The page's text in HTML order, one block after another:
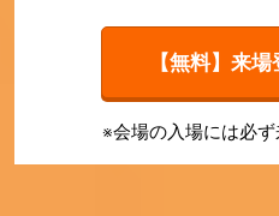
【無料】来
※会場の入場には必